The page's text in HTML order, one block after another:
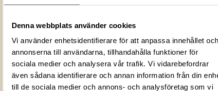
Denna webbplats använder cookies
Vi använder enhetsidentifierare för att anpassa innehållet och
annonserna till användarna, tillhandahålla funktioner för
sociala medier och analysera vår trafik. Vi vidarebefordrar
även sådana identifierare och annan information från din
till de sociala medier och annons- och analysföretag som vi
Kittel
Kärl
Föremålsnummer 120497_HST
Mediatyp
image/jpeg